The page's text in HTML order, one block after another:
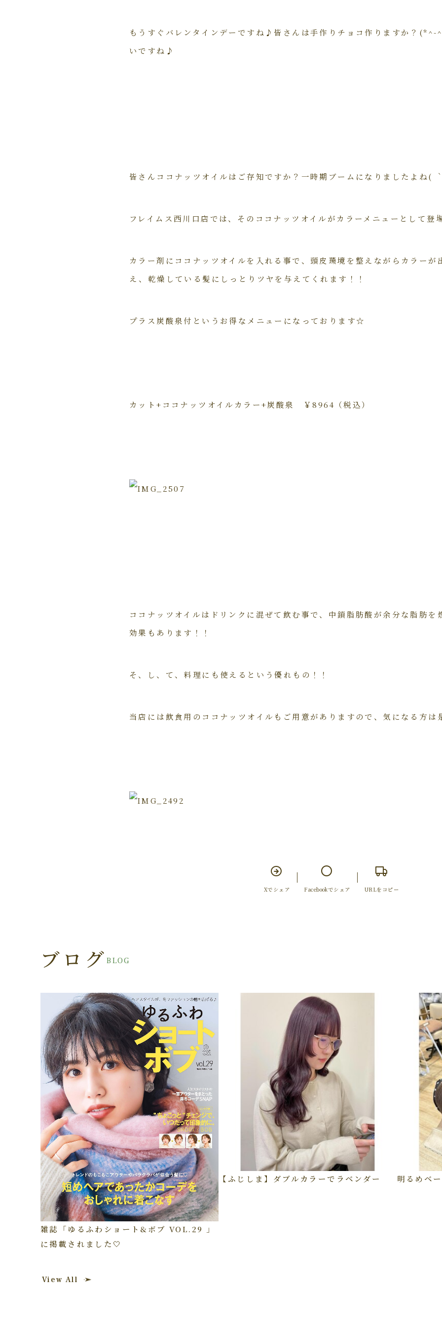
もうすぐバレンタインデーですね♪皆さんは手作りチョコ作りますか？(*^-
いですね♪
皆さんココナッツオイルはご存知ですか？一時期ブームになりましたよね(
フレイムス西川口店では、そのココナッツオイルがカラーメニューとして登
カラー剤にココナッツオイルを入れる事で、頭皮環境を整えながらカラーが
え、乾燥している髪にしっとりツヤを与えてくれます！！
プラス炭酸泉付というお得なメニューになっております☆
カット+ココナッツオイルカラー+炭酸泉 ￥8964（税込）
ココナッツオイルはドリンクに混ぜて飲む事で、中鎖脂肪酸が余分な脂肪を
効果もあります！！
そ、し、て、料理にも使えるという優れもの！！
当店には飲食用のココナッツオイルもご用意がありますので、気になる方
Xでシェア Facebookでシェア URLをコピー
BLOG
ブログ
雑誌「ゆるふわショート&ボブ VOL.29 」
に掲載されました🤍
【ふじしま】ダブルカラーでラベンダー 明るめベ
View All